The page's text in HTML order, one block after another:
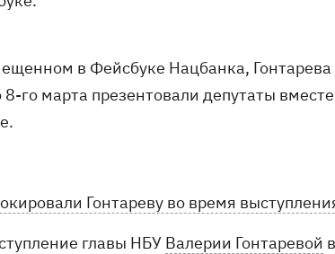
в Фейсбуке Нацбанка, Гонтарева
го марта презентовали депутаты
Гонтареву во время
главы НБУ Валерии Гонтаревой